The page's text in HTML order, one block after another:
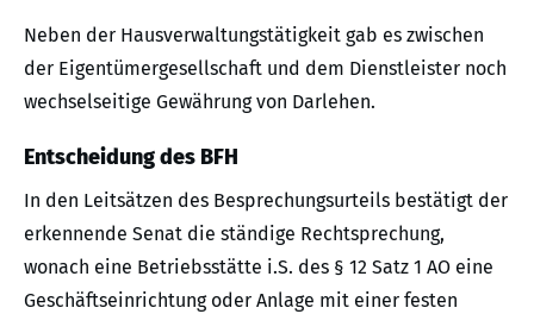
Neben der Hausverwaltungstätigkeit gab es zwischen
der Eigentümergesellschaft und dem Dienstleister noch
wechselseitige Gewährung von Darlehen.
Entscheidung des BFH
In den Leitsätzen des Besprechungsurteils bestätigt der
erkennende Senat die ständige Rechtsprechung,
wonach eine Betriebsstätte i.S. des § 12 Satz 1 AO eine
Geschäftseinrichtung oder Anlage mit einer festen